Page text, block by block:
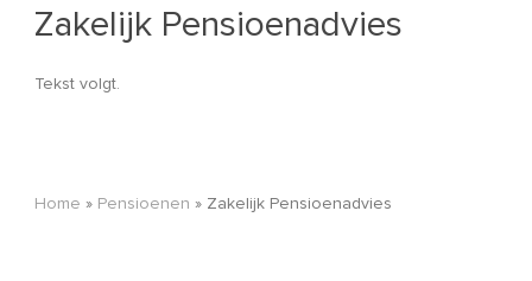
Zakelijk Pensioenadvies
Tekst volgt.
Home » Pensioenen » Zakelijk Pensioenadvies